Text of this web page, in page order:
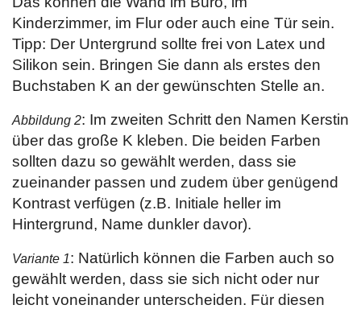
Kinderzimmer, im Flur oder auch eine Tür sein.
Tipp: Der Untergrund sollte frei von Latex und
Silikon sein. Bringen Sie dann als erstes den
Buchstaben K an der gewünschten Stelle an.
Abbildung 2: Im zweiten Schritt den Namen Kerstin
über das große K kleben. Die beiden Farben
sollten dazu so gewählt werden, dass sie
zueinander passen und zudem über genügend
Kontrast verfügen (z.B. Initiale heller im
Hintergrund, Name dunkler davor).
Variante 1: Natürlich können die Farben auch so
gewählt werden, dass sie sich nicht oder nur
leicht voneinander unterscheiden. Für diesen